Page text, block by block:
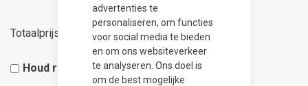
advertenties te
personaliseren, om functies
voor social media te bieden
en om ons websiteverkeer
te analyseren. Ons doel is
om de best mogelijke
Totaalprijs 70,34
Houd rekening met 5% snijverlies